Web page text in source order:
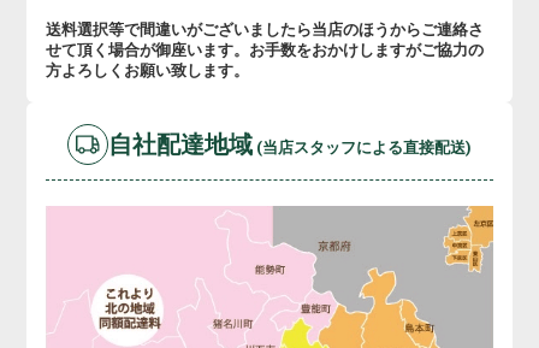
送料選択等で間違いがございましたら当店のほうからご連絡さ
せて頂く場合が御座います。お手数をおかけしますがご協力の
方よろしくお願い致します。
自社配達地域 (当店スタッフによる直接配送)